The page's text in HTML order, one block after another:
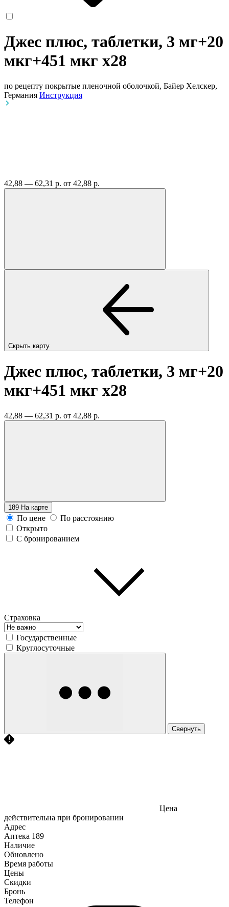
Джес плюс, таблетки, 3 мг+20
мкг+451 мкг x28
по рецепту покрытые пленочной оболочкой, Байер Хелскер,
Германия Инструкция
42,88 — 62,31 р. от 42,88 р.
Скрыть карту
Джес плюс, таблетки, 3 мг+20
мкг+451 мкг x28
42,88 — 62,31 р. от 42,88 р.
189 На карте
По цене
По расстоянию
Открыто
С бронированием
Страховка
Государственные
Круглосуточные
Свернуть
Цена
действительна при бронировании
Адрес
Аптека 189
Наличие
Обновлено
Время работы
Цены
Скидки
Бронь
Телефон